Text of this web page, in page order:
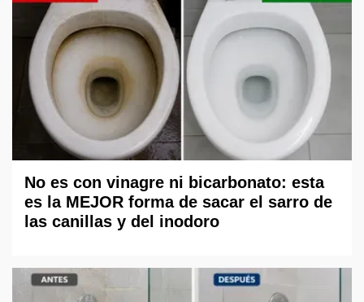
No es con vinagre ni bicarbonato: esta
es la MEJOR forma de sacar el sarro de
las canillas y del inodoro